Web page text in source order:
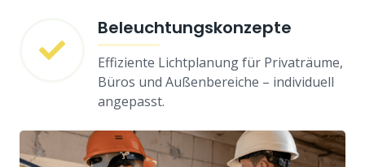
Beleuchtungskonzepte
Effiziente Lichtplanung für Privaträume,
Büros und Außenbereiche – individuell
angepasst.